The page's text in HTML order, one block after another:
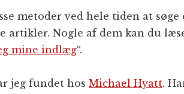
metoder ved hele tiden at
artikler. Nogle af dem kan du
mine indlæg“.
jeg fundet hos Michael Hyatt.